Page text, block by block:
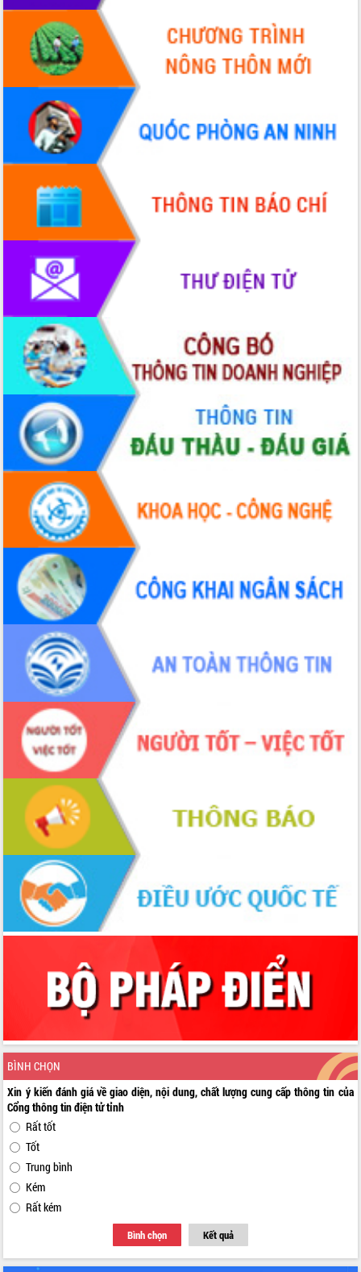
BÌNH CHỌN
Xin ý kiến đánh giá về giao diện, nội dung, chất lượng cung cấp thông tin của
Cổng thông tin điện tử tỉnh
Rất tốt
Tốt
Trung bình
Kém
Rất kém
Bình chọn Kết quả